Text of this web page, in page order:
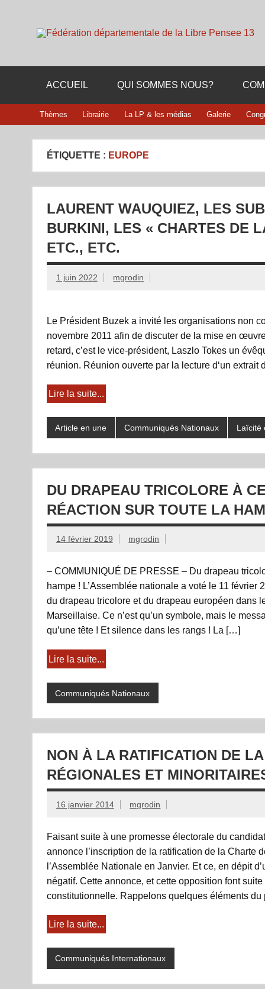
ACCUEIL QUI SOMMES NOUS?
Thèmes Librairie La LP & les médias Galerie
ÉTIQUETTE : EUROPE
LAURENT WAUQUIEZ, LES
BURKINI, LES « CHARTES DE
ETC., ETC.
1 juin 2022 mgrodin
Le Président Buzek a invité les organisations non
novembre 2011 afin de discuter de la mise en
retard, c’est le vice-président, Laszlo Tokes un
réunion. Réunion ouverte par la lecture d‘un extrait
Lire la suite...
Article en une Communiqués Nationaux Laïcité
DU DRAPEAU TRICOLORE À
RÉACTION SUR TOUTE LA
14 février 2019 mgrodin
– COMMUNIQUÉ DE PRESSE – Du drapeau
hampe ! L’Assemblée nationale a voté le 11
du drapeau tricolore et du drapeau européen dans
Marseillaise. Ce n’est qu’un symbole, mais le
qu’une tête ! Et silence dans les rangs ! La […]
Lire la suite...
Communiqués Nationaux
NON À LA RATIFICATION DE
RÉGIONALES ET
16 janvier 2014 mgrodin
Faisant suite à une promesse électorale du
annonce l’inscription de la ratification de la Charte
l’Assemblée Nationale en Janvier. Et ce, en dépit
négatif. Cette annonce, et cette opposition font
constitutionnelle. Rappelons quelques éléments
Lire la suite...
Communiqués Internationaux